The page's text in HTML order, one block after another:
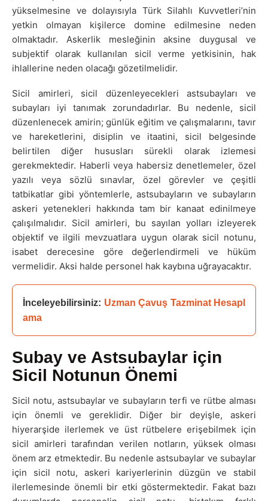
yükselmesine ve dolayısıyla Türk Silahlı Kuvvetleri’nin
yetkin olmayan kişilerce domine edilmesine neden
olmaktadır. Askerlik mesleğinin aksine duygusal ve
subjektif olarak kullanılan sicil verme yetkisinin, hak
ihlallerine neden olacağı gözetilmelidir.
Sicil amirleri, sicil düzenleyecekleri astsubayları ve
subayları iyi tanımak zorundadırlar. Bu nedenle, sicil
düzenlenecek amirin; günlük eğitim ve çalışmalarını, tavır
ve hareketlerini, disiplin ve itaatini, sicil belgesinde
belirtilen diğer hususları sürekli olarak izlemesi
gerekmektedir. Haberli veya habersiz denetlemeler, özel
yazılı veya sözlü sınavlar, özel görevler ve çeşitli
tatbikatlar gibi yöntemlerle, astsubayların ve subayların
askeri yetenekleri hakkında tam bir kanaat edinilmeye
çalışılmalıdır. Sicil amirleri, bu sayılan yolları izleyerek
objektif ve ilgili mevzuatlara uygun olarak sicil notunu,
isabet derecesine göre değerlendirmeli ve hüküm
vermelidir. Aksi halde personel hak kaybına uğrayacaktır.
İnceleyebilirsiniz: Uzman Çavuş Tazminat Hesapl
ama
Subay ve Astsubaylar için
Sicil Notunun Önemi
Sicil notu, astsubaylar ve subayların terfi ve rütbe alması
için önemli ve gereklidir. Diğer bir deyişle, askeri
hiyerarşide ilerlemek ve üst rütbelere erişebilmek için
sicil amirleri tarafından verilen notların, yüksek olması
önem arz etmektedir. Bu nedenle astsubaylar ve subaylar
için sicil notu, askeri kariyerlerinin düzgün ve stabil
ilerlemesinde önemli bir etki göstermektedir. Fakat bazı